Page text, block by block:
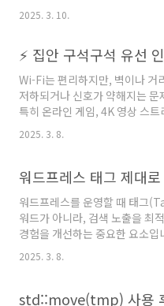
프 전 대통령이 다시 관세 정책
멕시코, 캐나다와의 무역 협정
세를 부과했다가 다시 유예하
장을 혼란에 빠뜨리고 있습니다
장에 어떤 파장을 미칠지, 오
의 관세 정책, 이번엔 무엇이 다
로벌 경제에 미치는 영향 4.
전망: 트럼프의 다음 행보는? 6.
2025. 3. 10.
Wi-Fi는 편리하지만, 벽이나 거
저하되거나 신호가 약해지는 문
특히 온라인 게임, 4K 영상 스
등을 할 때 안정적인 인터넷 연결
이럴 때 유선 랜선 연결이 좋은
고 안정적인 인터넷을 사용할
때는 배선 방식, 벽면 포트 활용
방법 등을 고려해야 합니다. 아
면 보기에도 지저분하고, 효율
축이 어렵습니다.이 글에서는 집
인터넷! 랜선 배선 쉽게 하는 법
2025. 3. 8.
워드프레스를 운영할 때 태그
워드가 아니라, 검색 노출을 최
경험을 개선하는 중요한 요소입
은 블로거들이 태그를 잘못 사용
향을 미치거나, 블로그 구조를 비
떤 영향을 줄까?✅ 태그를 올바
2025. 3. 8.